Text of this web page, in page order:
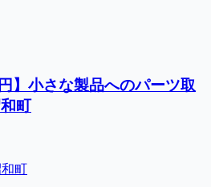
】小さな製品へのパーツ取
町
町